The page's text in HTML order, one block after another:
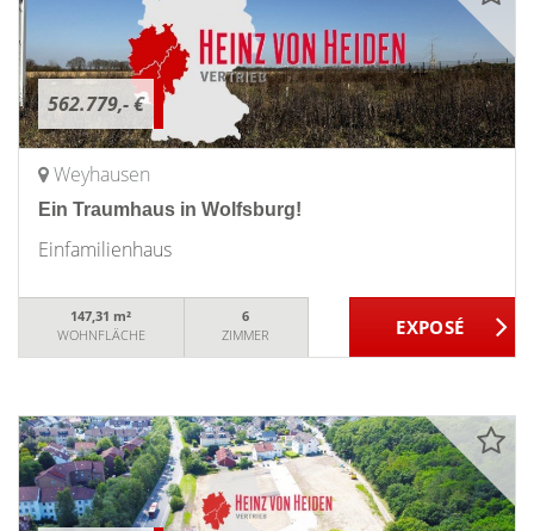
562.779,- €
Weyhausen
Ein Traumhaus in Wolfsburg!
Einfamilienhaus
147,31 m²
WOHNFLÄCHE
6
ZIMMER